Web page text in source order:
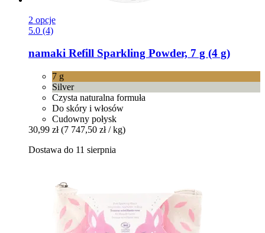
2 opcje
5.0 (4)
namaki Refill Sparkling Powder, 7 g (4 g)
7 g
Silver
Czysta naturalna formuła
Do skóry i włosów
Cudowny połysk
30,99 zł (7 747,50 zł / kg)
Dostawa do 11 sierpnia